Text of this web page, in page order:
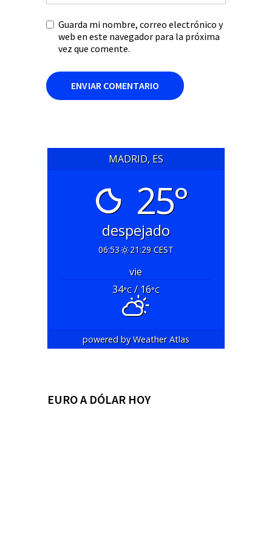
Guarda mi nombre, correo electrónico y
web en este navegador para la próxima
vez que comente.
MADRID, ES
25°
despejado
06:53 21:29 CEST
vie
34°C/ 16°C
powered byWeather Atlas
EURO A DÓLAR HOY